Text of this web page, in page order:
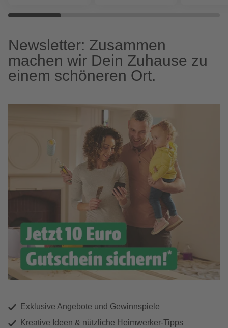
Newsletter: Zusammen
machen wir Dein Zuhause zu
einem schöneren Ort.
Exklusive Angebote und Gewinnspiele
Kreative Ideen & nützliche Heimwerker-Tipps